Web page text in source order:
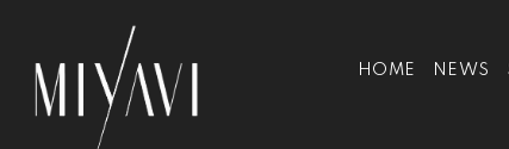
HOME NEWS